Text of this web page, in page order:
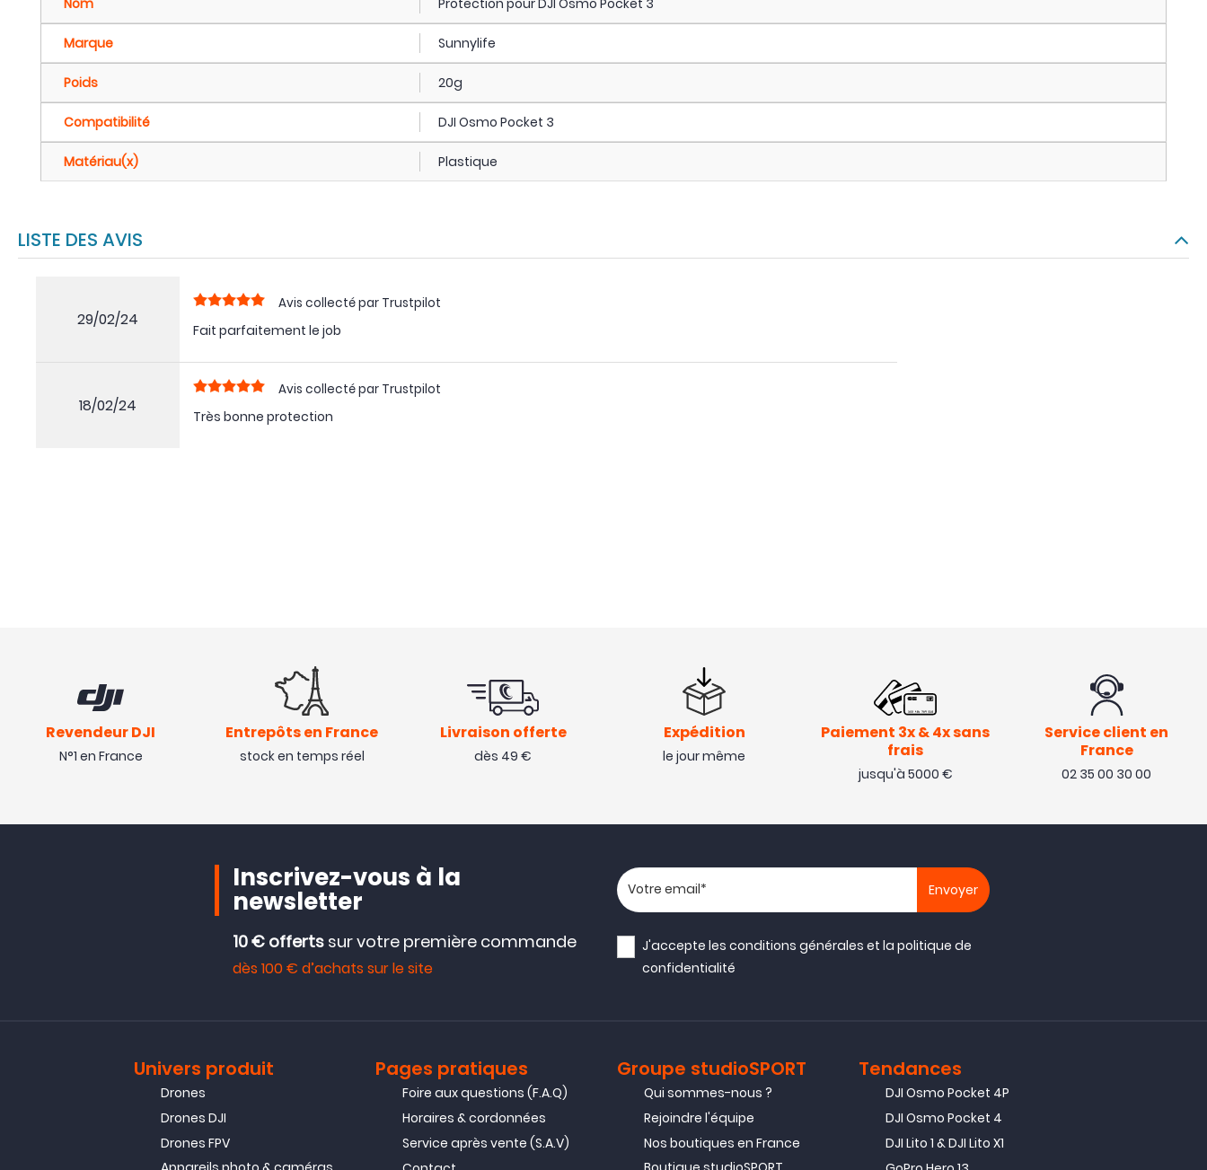
Marque Sunnylife
Poids 20g
Compatibilité DJI Osmo Pocket 3
Matériau(x) Plastique
LISTE DES AVIS
29/02/24
Avis collecté par Trustpilot
Fait parfaitement le job
18/02/24
Avis collecté par Trustpilot
Très bonne protection
Revendeur DJI
N°1 en France
Entrepôts en France
stock en temps réel
Livraison offerte
dès 49 €
Expédition
le jour même
Paiement 3x & 4x sans
frais
jusqu'à 5000 €
Service client en
France
02 35 00 30 00
Inscrivez-vous à la
newsletter
10 € offerts sur votre première commande
dès 100 € d’achats sur le site
Votre adresse email
J'accepte lesconditions générales et lapolitique de
confidentialité
Univers produit
Drones
Drones DJI
Drones FPV
Pages pratiques
Foire aux questions (F.A.Q)
Horaires & cordonnées
Service après vente (S.A.V)
Groupe studioSPORT
Qui sommes-nous ?
Rejoindre l'équipe
Nos boutiques en France
Tendances
DJI Osmo Pocket 4P
DJI Osmo Pocket 4
DJI Lito 1 & DJI Lito X1